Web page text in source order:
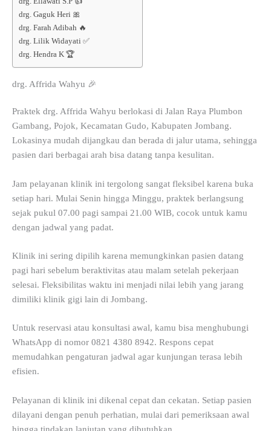
drg. Gaguk Heri 🎀
drg. Farah Adibah 🔥
drg. Lilik Widayati ✅
drg. Hendra K 🏆
drg. Affrida Wahyu 🎉
Praktek drg. Affrida Wahyu berlokasi di Jalan Raya Plumbon
Gambang, Pojok, Kecamatan Gudo, Kabupaten Jombang.
Lokasinya mudah dijangkau dan berada di jalur utama, sehingga
pasien dari berbagai arah bisa datang tanpa kesulitan.
Jam pelayanan klinik ini tergolong sangat fleksibel karena buka
setiap hari. Mulai Senin hingga Minggu, praktek berlangsung
sejak pukul 07.00 pagi sampai 21.00 WIB, cocok untuk kamu
dengan jadwal yang padat.
Klinik ini sering dipilih karena memungkinkan pasien datang
pagi hari sebelum beraktivitas atau malam setelah pekerjaan
selesai. Fleksibilitas waktu ini menjadi nilai lebih yang jarang
dimiliki klinik gigi lain di Jombang.
Untuk reservasi atau konsultasi awal, kamu bisa menghubungi
WhatsApp di nomor 0821 4380 8942. Respons cepat
memudahkan pengaturan jadwal agar kunjungan terasa lebih
efisien.
Pelayanan di klinik ini dikenal cepat dan cekatan. Setiap pasien
dilayani dengan penuh perhatian, mulai dari pemeriksaan awal